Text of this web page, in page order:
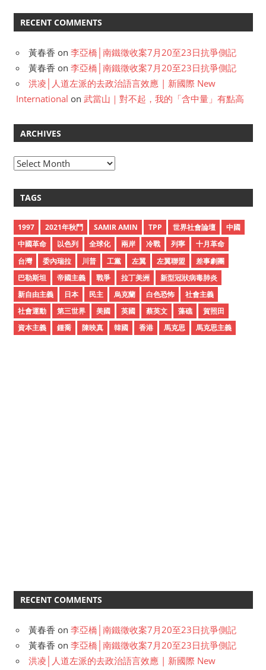
RECENT COMMENTS
黃春香 on 李亞橋│南鐵徵收案7月20至23日抗爭側記
黃春香 on 李亞橋│南鐵徵收案7月20至23日抗爭側記
洪凌│人道左派的去政治語言效應 | 新國際 New
International on 武當山｜對不起，我的「含中量」有點高
ARCHIVES
A
h
v
e
s
TAGS
1997 2021年秋鬥 SAMIR AMIN TPP 世界社會論壇
中國
中國革命
以色列 全球化 兩岸 冷戰 列寧
十月革命
台灣
委內瑞拉 川普 工黨 左翼 左翼聯盟
差事劇團
巴勒斯坦
帝國主義 戰爭 拉丁美洲
新型冠狀病毒肺炎
新自由主義
日本 民主 烏克蘭 白色恐怖
社會主義
社會運動
第三世界 美國 英國 蔡英文 藻礁
賀照田
資本主義
鍾喬 陳映真 韓國 香港 馬克思 馬克思主義
RECENT COMMENTS
黃春香 on 李亞橋│南鐵徵收案7月20至23日抗爭側記
黃春香 on 李亞橋│南鐵徵收案7月20至23日抗爭側記
洪凌│人道左派的去政治語言效應 | 新國際 New